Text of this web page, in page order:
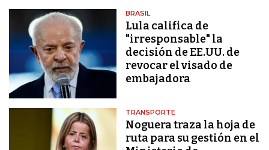
BRASIL
Lula califica de
"irresponsable" la
decisión de EE.UU. de
revocar el visado de
embajadora
TRANSPORTE
Noguera traza la hoja de
ruta para su gestión en el